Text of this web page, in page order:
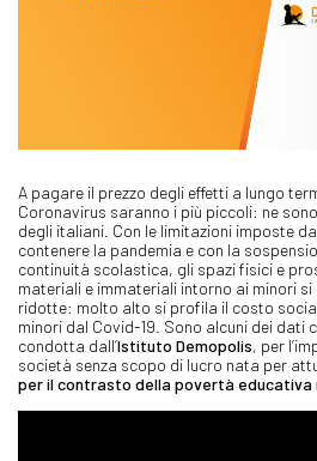
A pagare il prezzo degli effetti a lungo
Coronavirus saranno i più piccoli: ne
degli italiani. Con le limitazioni imposte
contenere la pandemia e con la
continuità scolastica, gli spazi fisici e
materiali e immateriali intorno ai minori
ridotte: molto alto si profila il costo
minori dal Covid-19. Sono alcuni dei dati
condotta dall’Istituto Demopolis, per
società senza scopo di lucro nata per
per il contrasto della povertà educativa